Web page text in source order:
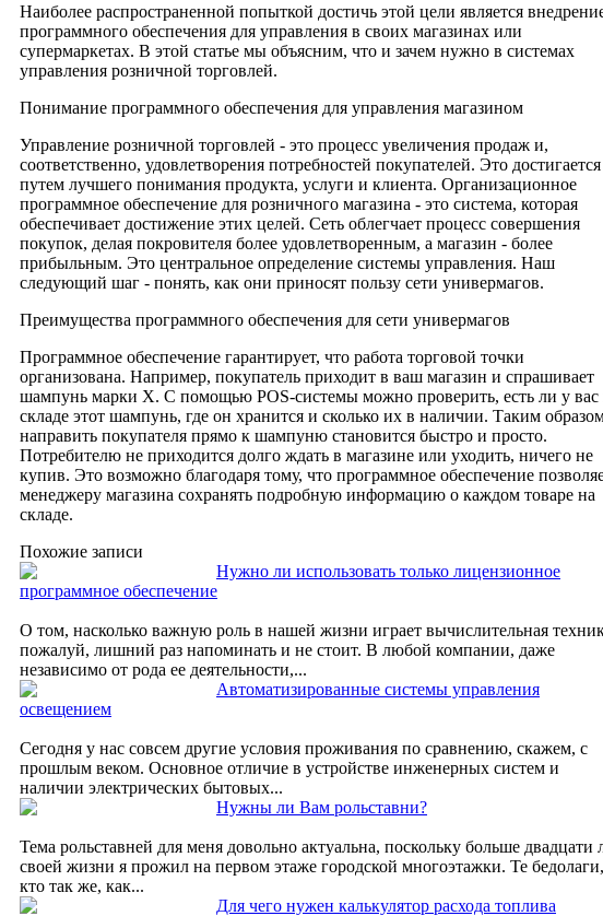
Наиболее распространенной попыткой достичь этой цели является
программного обеспечения для управления в своих магазинах или
супермаркетах. В этой статье мы объясним, что и зачем нужно в системах
управления розничной торговлей.
Понимание программного обеспечения для управления магазином
Управление розничной торговлей - это процесс увеличения продаж и,
соответственно, удовлетворения потребностей покупателей. Это достигается
путем лучшего понимания продукта, услуги и клиента. Организационное
программное обеспечение для розничного магазина - это система, которая
обеспечивает достижение этих целей. Сеть облегчает процесс совершения
покупок, делая покровителя более удовлетворенным, а магазин - более
прибыльным. Это центральное определение системы управления. Наш
следующий шаг - понять, как они приносят пользу сети универмагов.
Преимущества программного обеспечения для сети универмагов
Программное обеспечение гарантирует, что работа торговой точки
организована. Например, покупатель приходит в ваш магазин и спрашивает
шампунь марки X. С помощью POS-системы можно проверить, есть ли у вас
складе этот шампунь, где он хранится и сколько их в наличии. Таким
направить покупателя прямо к шампуню становится быстро и просто.
Потребителю не приходится долго ждать в магазине или уходить, ничего не
купив. Это возможно благодаря тому, что программное обеспечение
менеджеру магазина сохранять подробную информацию о каждом товаре на
складе.
Похожие записи
Нужно ли использовать только лицензионное
программное обеспечение
О том, насколько важную роль в нашей жизни играет вычислительная
пожалуй, лишний раз напоминать и не стоит. В любой компании, даже
независимо от рода ее деятельности,...
Автоматизированные системы управления
освещением
Сегодня у нас совсем другие условия проживания по сравнению, скажем, с
прошлым веком. Основное отличие в устройстве инженерных систем и
наличии электрических бытовых...
Нужны ли Вам рольставни?
Тема рольставней для меня довольно актуальна, поскольку больше двадцати
своей жизни я прожил на первом этаже городской многоэтажки. Те бедолаги,
кто так же, как...
Для чего нужен калькулятор расхода топлива